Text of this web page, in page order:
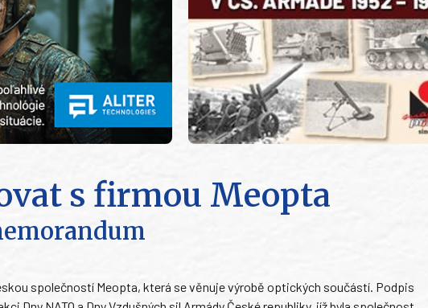
s firmou Meopta
společností Meopta, která se věnuje výrobě optických součástí. Podpis